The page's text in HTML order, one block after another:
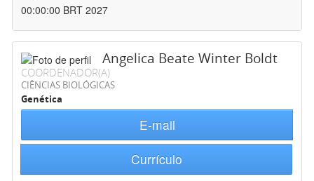
00:00:00 BRT 2027
Angelica Beate Winter Boldt
COORDENADOR(A)
CIÊNCIAS BIOLÓGICAS
Genética
E-mail
Currículo